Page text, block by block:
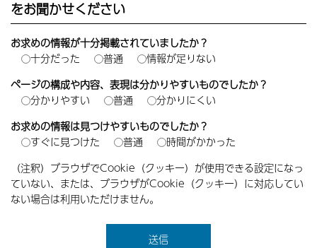
をお聞かせください
お求めの情報が十分掲載されていましたか？
十分だった
普通
情報が足りない
ページの構成や内容、表現は分かりやすいものでしたか？
分かりやすい
普通
分かりにくい
お求めの情報は見つけやすいものでしたか？
すぐに見つけた
普通
時間がかかった
（注釈）ブラウザでCookie（クッキー）が使用できる設定になっ
ていない、または、ブラウザがCookie（クッキー）に対応してい
ない場合は利用いただけません。